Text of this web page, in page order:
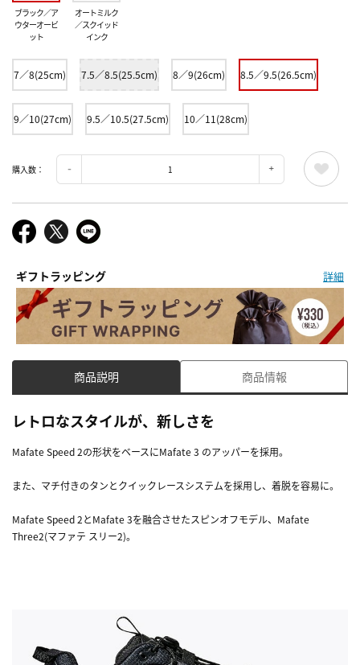
ブラック／ア
ウターオービ
ット
オートミルク
／スクイッド
インク
7／8(25cm) 7.5／8.5(25.5cm) 8／9(26cm) 8.5／9.5(26.5cm)
9／10(27cm) 9.5／10.5(27.5cm) 10／11(28cm)
購入数：
ギフトラッピング 詳細
商品説明 商品情報
レトロなスタイルが、新しさを
Mafate Speed 2の形状をベースにMafate 3 のアッパーを採用。
また、マチ付きのタンとクイックレースシステムを採用し、着脱を容易に。
Mafate Speed 2とMafate 3を融合させたスピンオフモデル、Mafate
Three2(マファテ スリー2)。